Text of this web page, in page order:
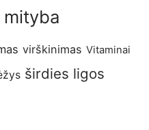
mityba
virškinimas Vitaminai
širdies ligos